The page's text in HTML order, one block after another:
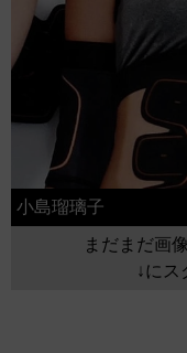
小島瑠璃子
まだまだ画
↓にス